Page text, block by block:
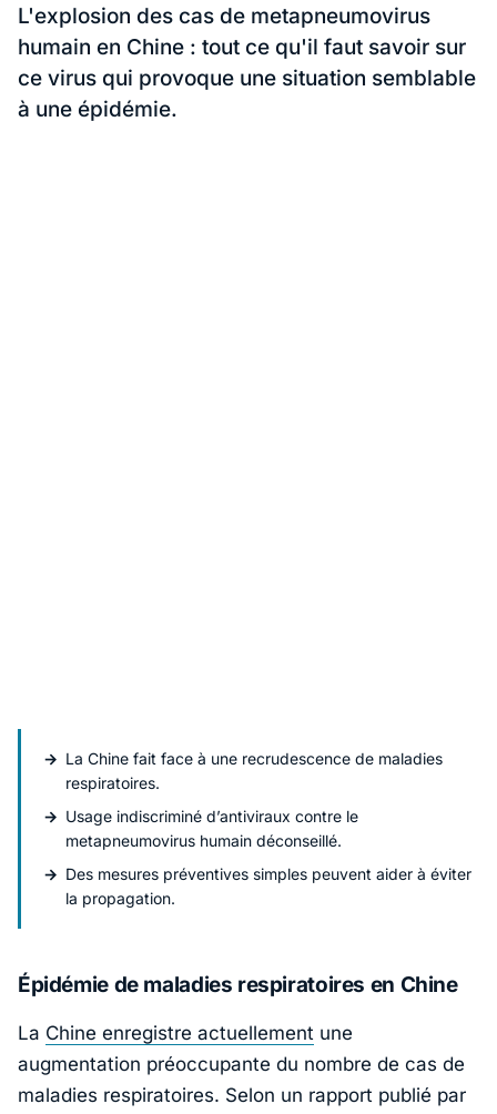
L'explosion des cas de metapneumovirus
humain en Chine : tout ce qu'il faut savoir sur
ce virus qui provoque une situation semblable
à une épidémie.
La Chine fait face à une recrudescence de maladies
respiratoires.
Usage indiscriminé d’antiviraux contre le
metapneumovirus humain déconseillé.
Des mesures préventives simples peuvent aider à éviter
la propagation.
Épidémie de maladies respiratoires en Chine
La Chine enregistre actuellement une
augmentation préoccupante du nombre de cas de
maladies respiratoires. Selon un rapport publié par